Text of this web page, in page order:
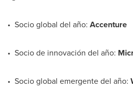
• Socio global del año: Accenture
• Socio de innovación del año:
• Socio global emergente del año: